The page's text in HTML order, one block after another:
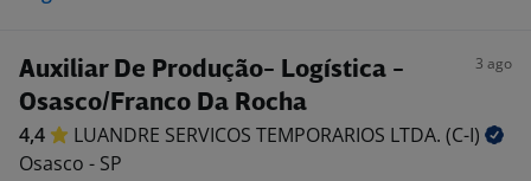
Auxiliar De Produção- Logística -
Osasco/Franco Da Rocha
3 ago
4,4 LUANDRE SERVICOS TEMPORARIOS LTDA. (C-I)
Osasco - SP